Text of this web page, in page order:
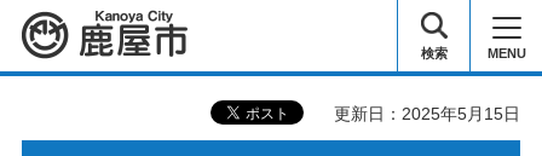
鹿屋市 検索 MENU
更新日：2025年5月15日